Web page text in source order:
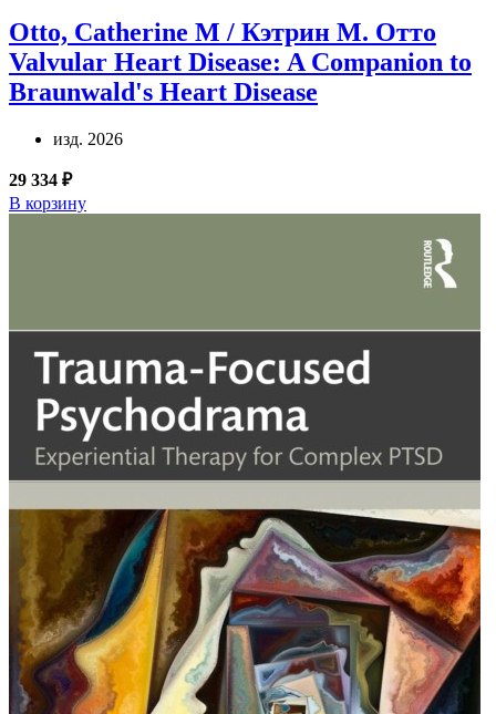
Otto, Catherine M / Кэтрин М. Отто
Valvular Heart Disease: A Companion to
Braunwald's Heart Disease
изд. 2026
29 334 ₽
В корзину